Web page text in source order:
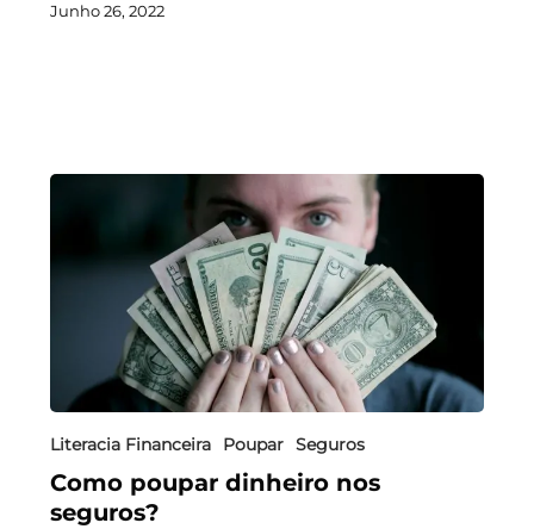
Junho 26, 2022
Literacia Financeira Poupar Seguros
Como poupar dinheiro nos
seguros?